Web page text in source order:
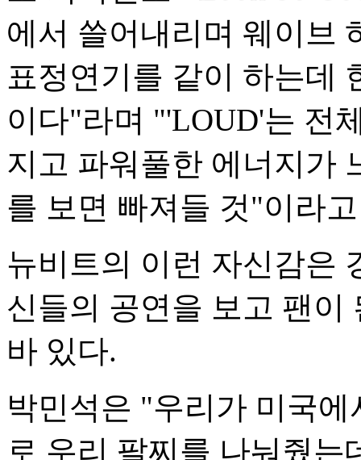
에서 쓸어내리며 웨이브
표정연기를 같이 하는데
이다"라며 "'LOUD'는 전
지고 파워풀한 에너지가
를 보면 빠져들 것"이라
뉴비트의 이런 자신감은
신들의 공연을 보고 팬이
바 있다.
박민석은 "우리가 미국
로 우리 팔찌를 나눠줬